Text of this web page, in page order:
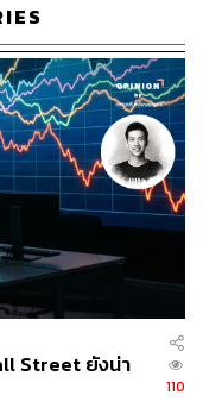
+31.67%
+23.87%
ม ‘ร่วง’ หรือให้ผล
บกับราคาหุ้นใน
-37.14%
-24.57%
(STP) -23.89%
าย (24CS)
Street ยังน่า
110